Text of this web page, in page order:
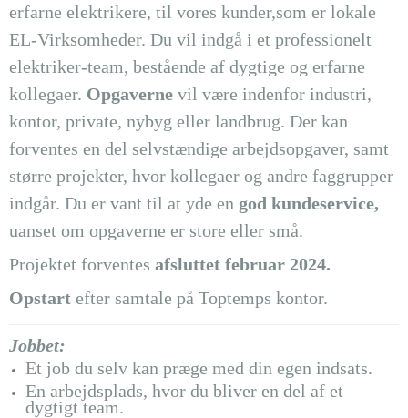
erfarne elektrikere, til vores kunder,som er lokale
EL-Virksomheder. Du vil indgå i et professionelt
elektriker-team, bestående af dygtige og erfarne
kollegaer. Opgaverne vil være indenfor industri,
kontor, private, nybyg eller landbrug. Der kan
forventes en del selvstændige arbejdsopgaver, samt
større projekter, hvor kollegaer og andre faggrupper
indgår. Du er vant til at yde en god kundeservice,
uanset om opgaverne er store eller små.
Projektet forventes afsluttet februar 2024.
Opstart efter samtale på Toptemps kontor.
Jobbet:
Et job du selv kan præge med din egen indsats.
En arbejdsplads, hvor du bliver en del af et
dygtigt team.